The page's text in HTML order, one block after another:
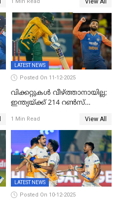
ബംഗളൂരുവില്‍; ക്വിന്റണ്‍ ഡി
കോക്ക് മുംബൈ
ഇന്ത്യന്‍സില്‍; 25കോടിക്ക്
കാമറൂൺ ഗ്രീൻ
കൊൽക്കത്തയിൽ
1 Min Read View All
LATEST NEWS
Posted On 11-12-2025
വിക്കറ്റുകൾ വീഴ്ത്താനായില്ല;
ഇന്ത്യയ്ക്ക് 214 റൺസ്
ഡികോക്ക് കസറി
1 Min Read View All
LATEST NEWS
Posted On 10-12-2025